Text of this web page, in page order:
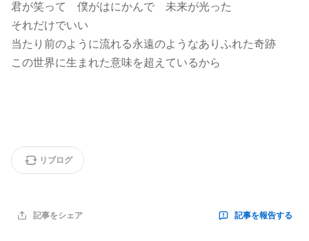
君が笑って 僕がはにかんで 未来が光った
それだけでいい
当たり前のように流れる永遠のようなありふれた奇跡
この世界に生まれた意味を超えているから
リブログ
記事をシェア 記事を報告する